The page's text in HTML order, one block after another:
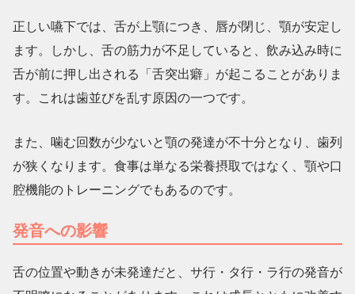
正しい嚥下では、舌が上顎につき、唇が閉じ、顎が安定し
ます。しかし、舌の筋力が不足していると、飲み込み時に
舌が前に押し出される「舌突出癖」が起こることがありま
す。これは歯並びを乱す原因の一つです。
また、噛む回数が少ないと顎の発達が不十分となり、歯列
が狭くなります。食事は単なる栄養摂取ではなく、顎や口
腔機能のトレーニングでもあるのです。
発音への影響
舌の位置や動きが未発達だと、サ行・タ行・ラ行の発音が